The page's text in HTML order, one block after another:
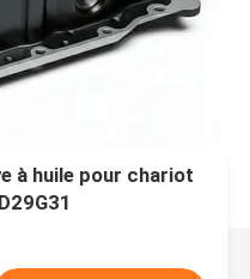
à huile pour chariot